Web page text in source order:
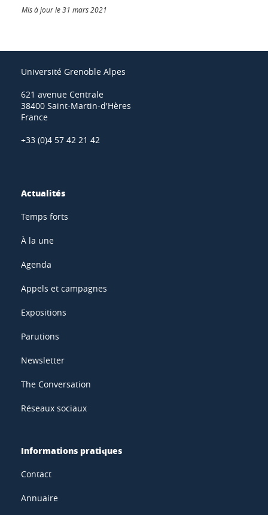
Mis à jour le 31 mars 2021
Université Grenoble Alpes
621 avenue Centrale
38400 Saint-Martin-d'Hères
France
+33 (0)4 57 42 21 42
Actualités
Temps forts
À la une
Agenda
Appels et campagnes
Expositions
Parutions
Newsletter
The Conversation
Réseaux sociaux
Informations pratiques
Contact
Annuaire